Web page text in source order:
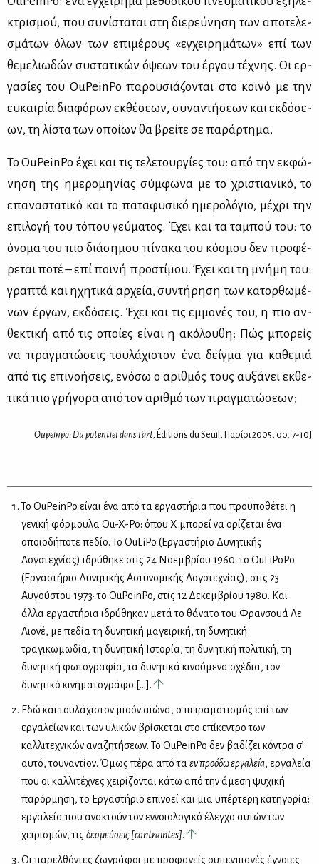
κτρι­σμού, που συ­νί­στα­ται στη διε­ρεύ­νη­ση των απο­τε­λε­
σμά­των όλων των επι­μέ­ρους «εγ­χει­ρη­μά­των» επί των
θε­με­λιω­δών συ­στα­τι­κών όψε­ων του έρ­γου τέ­χνης. Οι ερ­
γα­σί­ες του OuPeinPo πα­ρου­σιά­ζο­νται στο κοι­νό με την
ευ­και­ρία δια­φό­ρων εκ­θέ­σε­ων, συ­να­ντή­σε­ων και εκ­δό­σε­
ων, τη λί­στα των οποί­ων θα βρεί­τε σε πα­ράρ­τη­μα.
Το OuPeinPo έχει και τις τε­λε­τουρ­γί­ες του: από την εκ­φώ­
νη­ση της ημε­ρο­μη­νί­ας σύμ­φω­να με το χρι­στια­νι­κό, το
επα­να­στα­τι­κό και το πα­τα­φυ­σι­κό ημε­ρο­λό­γιο, μέ­χρι την
επι­λο­γή του τό­που γεύ­μα­τος. Έχει και τα τα­μπού του: το
όνο­μα του πιο διά­ση­μου πί­να­κα του κό­σμου δεν προ­φέ­
ρε­ται πο­τέ – επί ποι­νή προ­στί­μου. Έχει και τη μνή­μη του:
γρα­πτά και ηχη­τι­κά αρ­χεία, συ­ντή­ρη­ση των κα­τορ­θω­μέ­
νων έρ­γων, εκ­δό­σεις. Έχει και τις εμ­μο­νές του, η πιο αν­
θε­κτι­κή από τις οποί­ες εί­ναι η ακό­λου­θη: Πώς μπο­ρείς
να πραγ­μα­τώ­σεις του­λά­χι­στον ένα δείγ­μα για κα­θε­μιά
από τις επι­νο­ή­σεις, ενό­σω ο αριθ­μός τους αυ­ξά­νει εκ­θε­
τι­κά πιο γρή­γο­ρα από τον αριθ­μό των πραγ­μα­τώ­σε­ων;
Oupeinpo: Du potentiel dans l’art, Éditions du Seuil, Παρίσι 2005, σσ. 7-10]
Το OuPeinPo είναι ένα από τα εργαστήρια που προϋποθέτει η
γενική φόρμουλα Ou-X-Po: όπου Χ μπορεί να ορίζεται ένα
οποιοδήποτε πεδίο. Το OuLiPo (Εργαστήριο Δυνητικής
Λογοτεχνίας) ιδρύθηκε στις 24 Νοεμβρίου 1960· το OuLiPoPo
(Εργαστήριο Δυνητικής Αστυνομικής Λογοτεχνίας), στις 23
Αυγούστου 1973· το OuPeinPo, στις 12 Δεκεμβρίου 1980. Και
άλλα εργαστήρια ιδρύθηκαν μετά το θάνατο του Φρανσουά Λε
Λιονέ, με πεδία τη δυνητική μαγειρική, τη δυνητική
τραγικωμωδία, τη δυνητική Ιστορία, τη δυνητική πολιτική, τη
δυνητική φωτογραφία, τα δυνητικά κινούμενα σχέδια, τον
δυνητικό κινηματογράφο [...].
Εδώ και τουλάχιστον μισόν αιώνα, ο πειραματισμός επί των
εργαλείων και των υλικών βρίσκεται στο επίκεντρο των
καλλιτεχνικών αναζητήσεων. Το OuPeinPo δεν βαδίζει κόντρα σ’
αυτό, τουναντίον. Όμως πέρα από τα εν προόδω εργαλεία, εργαλεία
που οι καλλιτέχνες χειρίζονται κάτω από την άμεση ψυχική
παρόρμηση, το Εργαστήριο επινοεί και μια υπέρτερη κατηγορία:
εργαλεία που ανακτούν τον εννοιολογικό έλεγχο αυτών των
χειρισμών, τις δεσμεύσεις[contraintes].
Οι παρελθόντες ζωγράφοι με προφανείς ουπενπιανές έγνοιες